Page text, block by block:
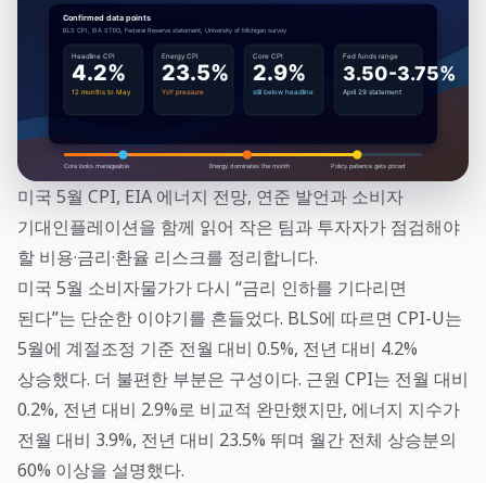
미국 5월 CPI, EIA 에너지 전망, 연준 발언과 소비자
기대인플레이션을 함께 읽어 작은 팀과 투자자가 점검해야
할 비용·금리·환율 리스크를 정리합니다.
미국 5월 소비자물가가 다시 “금리 인하를 기다리면
된다”는 단순한 이야기를 흔들었다. BLS에 따르면 CPI-U는
5월에 계절조정 기준 전월 대비 0.5%, 전년 대비 4.2%
상승했다. 더 불편한 부분은 구성이다. 근원 CPI는 전월 대비
0.2%, 전년 대비 2.9%로 비교적 완만했지만, 에너지 지수가
전월 대비 3.9%, 전년 대비 23.5% 뛰며 월간 전체 상승분의
60% 이상을 설명했다.